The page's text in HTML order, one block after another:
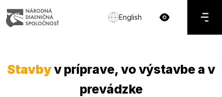
English
Stavbyv príprave, vo výstavbe a v
prevádzke